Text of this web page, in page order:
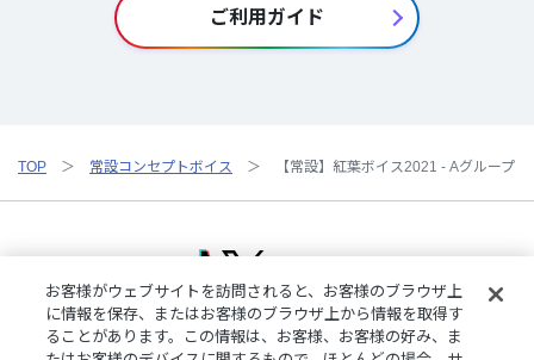
ご利用ガイド
TOP 常設コンセプトボイス 【常設】紅葉ボイス2021 - Aグループ
ご利用規約プライバシーポリシー 特定商取引法に基づく表記
お客様がウェブサイトを訪問されると、お客様のブラウザ上
に情報を保存、またはお客様のブラウザ上から情報を取得す
ることがあります。この情報は、お客様、お客様の好み、ま